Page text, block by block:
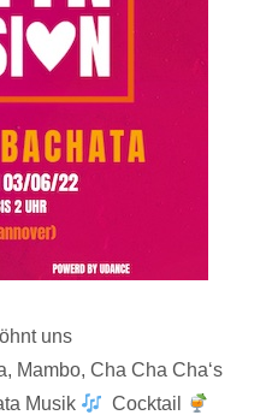
uns
Mambo, Cha Cha Cha‘s
Musik
Cocktail